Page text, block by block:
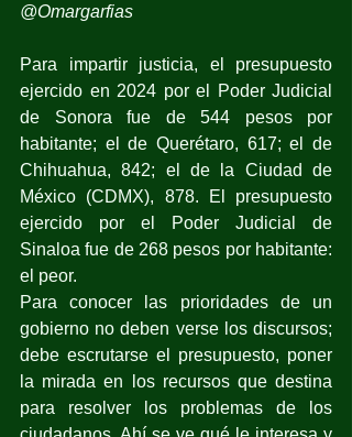
@Omargarfias
Para impartir justicia, el presupuesto
ejercido en 2024 por el Poder Judicial
de Sonora fue de 544 pesos por
habitante; el de Querétaro, 617; el de
Chihuahua, 842; el de la Ciudad de
México (CDMX), 878. El presupuesto
ejercido por el Poder Judicial de
Sinaloa fue de 268 pesos por habitante:
el peor.
Para conocer las prioridades de un
gobierno no deben verse los discursos;
debe escrutarse el presupuesto, poner
la mirada en los recursos que destina
para resolver los problemas de los